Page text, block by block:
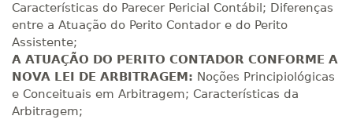
340 H 43dias 120dias
R$ 1.685,33
360 H 45 dias
R$ 1.784,48
Matricular
Características do Parecer Pericial Contábil; Diferenças
entre a Atuação do Perito Contador e do Perito
Assistente;
A ATUAÇÃO DO PERITO CONTADOR CONFORME A
NOVA LEI DE ARBITRAGEM: Noções Principiológicas
e Conceituais em Arbitragem; Características da
Arbitragem;